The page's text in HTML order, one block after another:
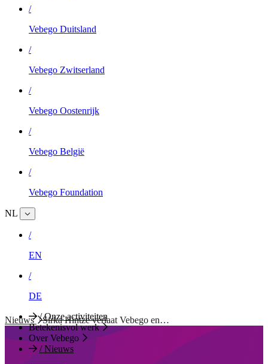
/
Vebego Duitsland
/
Vebego Zwitserland
/
Vebego Oostenrijk
/
Vebego België
/
Vebego Foundation
NL
/
EN
/
DE
/Onze activiteiten
Betekenisvol werk
Over Vebego
/Nieuws
Nieuws Sirka Hintze verlaat Vebego en…